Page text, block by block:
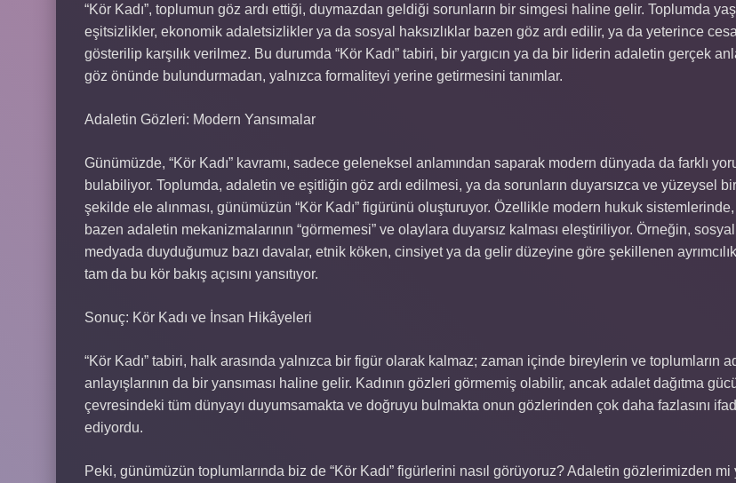
“Kör Kadı”, toplumun göz ardı ettiği, duymazdan geldiği sorunların bir simgesi haline gelir. Toplumda
eşitsizlikler, ekonomik adaletsizlikler ya da sosyal haksızlıklar bazen göz ardı edilir, ya da yeterince
gösterilip karşılık verilmez. Bu durumda “Kör Kadı” tabiri, bir yargıcın ya da bir liderin adaletin gerçek
göz önünde bulundurmadan, yalnızca formaliteyi yerine getirmesini tanımlar.
Adaletin Gözleri: Modern Yansımalar
Günümüzde, “Kör Kadı” kavramı, sadece geleneksel anlamından saparak modern dünyada da farklı
bulabiliyor. Toplumda, adaletin ve eşitliğin göz ardı edilmesi, ya da sorunların duyarsızca ve yüzeysel bir
şekilde ele alınması, günümüzün “Kör Kadı” figürünü oluşturuyor. Özellikle modern hukuk sistemlerinde,
bazen adaletin mekanizmalarının “görmemesi” ve olaylara duyarsız kalması eleştiriliyor. Örneğin, sosyal
medyada duyduğumuz bazı davalar, etnik köken, cinsiyet ya da gelir düzeyine göre şekillenen
tam da bu kör bakış açısını yansıtıyor.
Sonuç: Kör Kadı ve İnsan Hikâyeleri
“Kör Kadı” tabiri, halk arasında yalnızca bir figür olarak kalmaz; zaman içinde bireylerin ve toplumların
anlayışlarının da bir yansıması haline gelir. Kadının gözleri görmemiş olabilir, ancak adalet dağıtma
çevresindeki tüm dünyayı duyumsamakta ve doğruyu bulmakta onun gözlerinden çok daha fazlasını
ediyordu.
Peki, günümüzün toplumlarında biz de “Kör Kadı” figürlerini nasıl görüyoruz? Adaletin gözlerimizden mi